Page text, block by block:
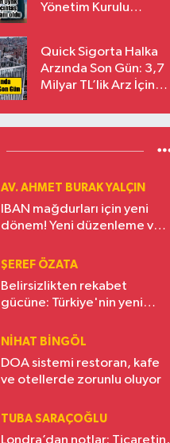
Yönetim Kurulu
Quick Sigorta Halka
Arzında Son Gün: 3,7
Milyar TL’lik Arz İçin
AV. AHMET BURAK YALÇIN
IBAN mağdurları için yeni
dönem! Yeni düzenleme ve
ŞEREF ÖZATA
Belirsizlikten rekabet
gücüne: Türkiye'nin yeni
NIHAT BINGÖL
DOA sistemi restoran, kafe
ve otellerde zorunlu oluyor
TUBA SARAÇOĞLU
Londra’dan notlar: Ticaretin,